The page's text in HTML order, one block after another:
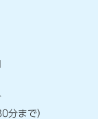
分まで）